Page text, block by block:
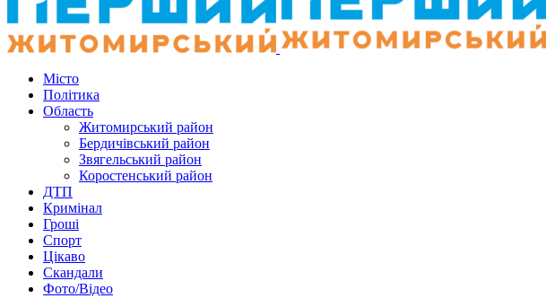
Місто
Політика
Область
Житомирський район
Бердичівський район
Звягельський район
Коростенський район
ДТП
Кримінал
Гроші
Спорт
Цікаво
Скандали
Фото/Відео